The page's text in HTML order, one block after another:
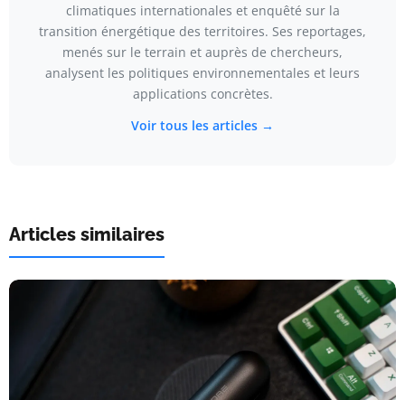
climatiques internationales et enquêté sur la
transition énergétique des territoires. Ses reportages,
menés sur le terrain et auprès de chercheurs,
analysent les politiques environnementales et leurs
applications concrètes.
Voir tous les articles →
Articles similaires